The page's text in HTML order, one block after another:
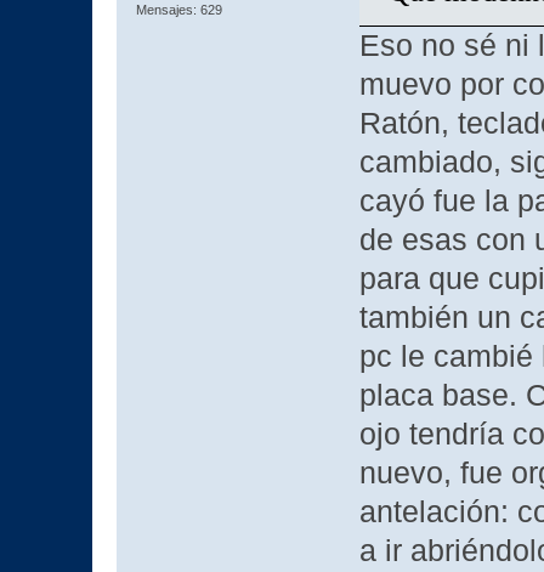
Mensajes: 629
Eso no sé ni
muevo por
Ratón,
cambiado,
cayó fue la
de esas con
para que
también un
pc le cambié
placa base.
ojo tendría
nuevo, fue
antelación:
a ir